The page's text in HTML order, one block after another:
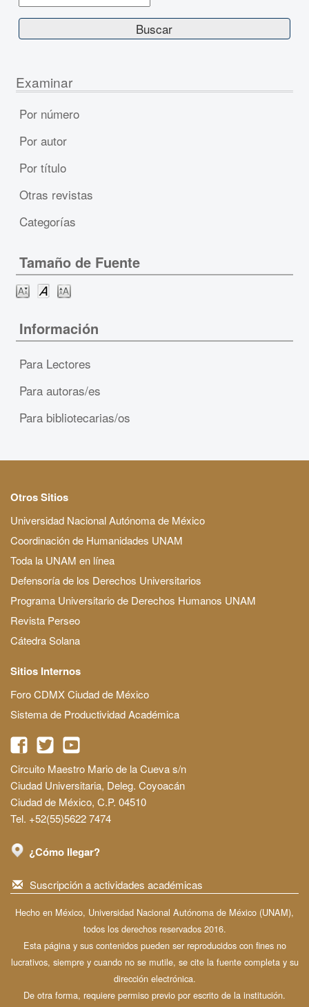
Examinar
Por número
Por autor
Por título
Otras revistas
Categorías
Tamaño de Fuente
Información
Para Lectores
Para autoras/es
Para bibliotecarias/os
Otros Sitios
Universidad Nacional Autónoma de México
Coordinación de Humanidades UNAM
Toda la UNAM en línea
Defensoría de los Derechos Universitarios
Programa Universitario de Derechos Humanos UNAM
Revista Perseo
Cátedra Solana
Sitios Internos
Foro CDMX Ciudad de México
Sistema de Productividad Académica
Circuito Maestro Mario de la Cueva s/n
Ciudad Universitaria, Deleg. Coyoacán
Ciudad de México, C.P. 04510
Tel. +52(55)5622 7474
¿Cómo llegar?
Suscripción a actividades académicas
Hecho en México, Universidad Nacional Autónoma de México (UNAM),
todos los derechos reservados 2016.
Esta página y sus contenidos pueden ser reproducidos con fines no
lucrativos, siempre y cuando no se mutile, se cite la fuente completa y su
dirección electrónica.
De otra forma, requiere permiso previo por escrito de la institución.